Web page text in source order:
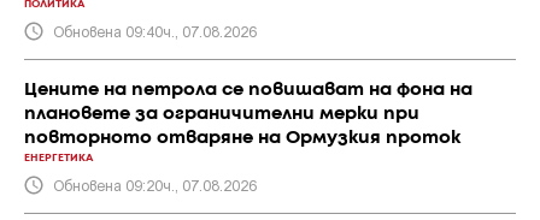
ПОЛИТИКА
Обновена 09:40ч., 07.08.2026
Цените на петрола се повишават на фона на
плановете за ограничителни мерки при
повторното отваряне на Ормузкия проток
ЕНЕРГЕТИКА
Обновена 09:20ч., 07.08.2026